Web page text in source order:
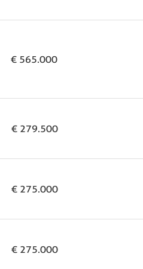
€ 565.000
€ 279.500
€ 275.000
€ 275.000